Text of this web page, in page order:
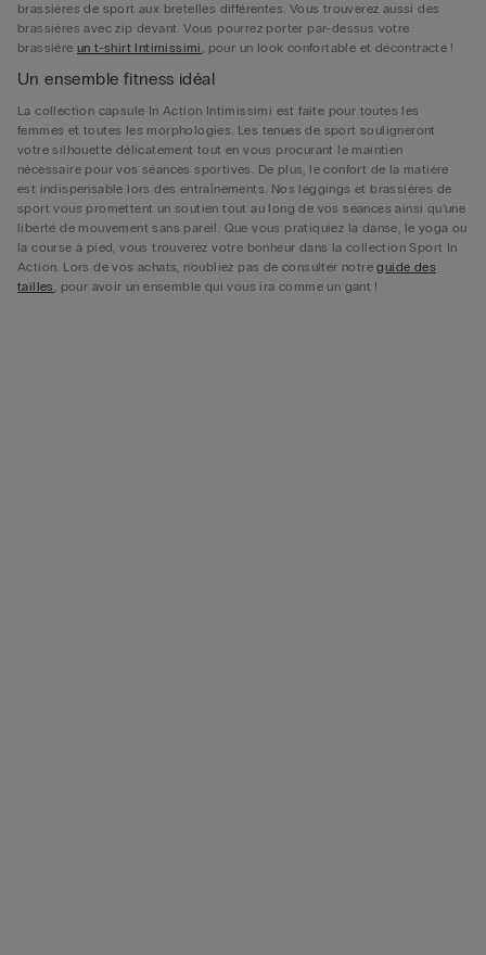
brassières de sport aux bretelles différentes. Vous trouverez aussi des
brassières avec zip devant. Vous pourrez porter par-dessus votre
brassièreun t-shirt Intimissimi, pour un look confortable et décontracté !
Un ensemble fitness idéal
La collection capsule In Action Intimissimi est faite pour toutes les
femmes et toutes les morphologies. Les tenues de sport souligneront
votre silhouette délicatement tout en vous procurant le maintien
nécessaire pour vos séances sportives. De plus, le confort de la matière
est indispensable lors des entraînements. Nos leggings et brassières de
sport vous promettent un soutien tout au long de vos séances ainsi qu’une
liberté de mouvement sans pareil. Que vous pratiquiez la danse, le yoga ou
la course à pied, vous trouverez votre bonheur dans la collection Sport In
Action. Lors de vos achats, n'oubliez pas de consulter notreguide des
tailles, pour avoir un ensemble qui vous ira comme un gant !